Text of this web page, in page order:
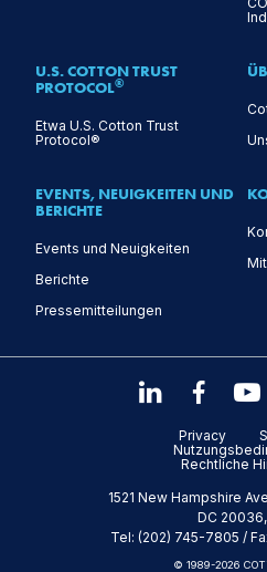
U.S. COTTON TRUST
PROTOCOL®
Etwa U.S. Cotton Trust
Protocol®
EVENTS, NEUIGKEITEN UND
BERICHTE
Events und Neuigkeiten
Berichte
Pressemitteilungen
Privacy
Rechtliche
1521 New Hampshire
DC
Tel: (202) 745-7805 /
© 1989-2026